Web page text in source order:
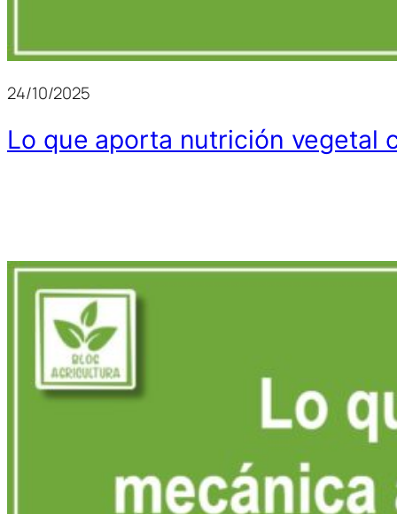
24/10/2025
Lo que aporta nutrición vegetal